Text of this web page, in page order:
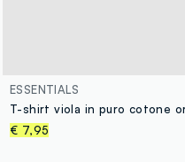
ESSENTIALS
€ 7,95